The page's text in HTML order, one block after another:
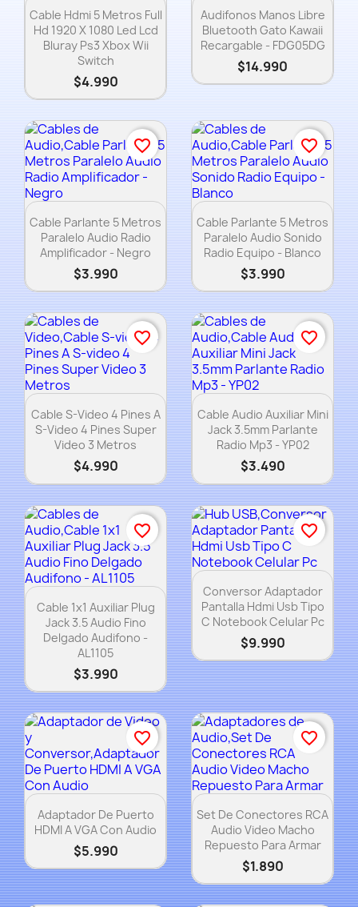
Vista rápida
Cable Hdmi 5 Metros Full
Hd 1920 X 1080 Led Lcd
Bluray Ps3 Xbox Wii
Switch
$4.990
Vista rápida
Audifonos Manos Libre
Bluetooth Gato Kawaii
Recargable - FDG05DG
$14.990
Vista rápida
Cable Parlante 5 Metros
Paralelo Audio Radio
Amplificador - Negro
$3.990
favorite_border
Vista rápida
Cable Parlante 5 Metros
Paralelo Audio Sonido
Radio Equipo - Blanco
$3.990
favorite_border
Vista rápida
Cable S-Video 4 Pines A
S-Video 4 Pines Super
Video 3 Metros
$4.990
favorite_border
Vista rápida
Cable Audio Auxiliar Mini
Jack 3.5mm Parlante
Radio Mp3 - YP02
$3.490
favorite_border
Vista rápida
Cable 1x1 Auxiliar Plug
Jack 3.5 Audio Fino
Delgado Audifono -
AL1105
$3.990
favorite_border
Vista rápida
Conversor Adaptador
Pantalla Hdmi Usb Tipo
C Notebook Celular Pc
$9.990
favorite_border
Vista rápida
Adaptador De Puerto
HDMI A VGA Con Audio
$5.990
favorite_border
Vista rápida
Set De Conectores RCA
Audio Video Macho
Repuesto Para Armar
$1.890
favorite_border